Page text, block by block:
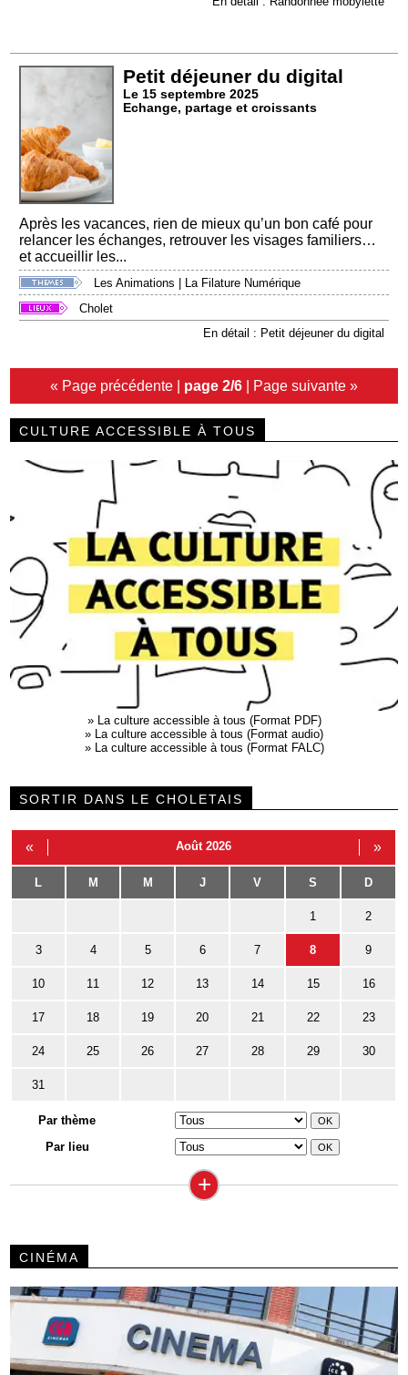
Petit déjeuner du digital
Le 15 septembre 2025
Echange, partage et croissants
Après les vacances, rien de mieux qu’un bon café pour
relancer les échanges, retrouver les visages familiers…
et accueillir les...
Les Animations
La Filature Numérique
Cholet
En détail : Petit déjeuner du digital
« Page précédente page 2/6 Page suivante »
CULTURE ACCESSIBLE À TOUS
» La culture accessible à tous (Format PDF)
» La culture accessible à tous (Format audio)
» La culture accessible à tous (Format FALC)
SORTIR DANS LE CHOLETAIS
« Août 2026 »
L M M J V S D
1 2
3 4 5 6 7 8 9
10 11 12 13 14 15 16
17 18 19 20 21 22 23
24 25 26 27 28 29 30
31
Par thème
Par lieu
+
CINÉMA